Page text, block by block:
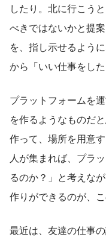
したり。北に行こう
べきではないかと提
を、指し示せるよう
から「いい仕事をし
プラットフォームを
を作るようなものだ
作って、場所を用意
人が集まれば、プラ
るのか？」と考えな
作りができるのが、
最近は、友達の仕事